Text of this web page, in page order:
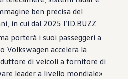
ben precisa del
in cui dal 2025 l’ID.BUZZ
porterà i suoi passeggeri a
Volkswagen accelera la
di veicoli a fornitore di
leader a livello mondiale»